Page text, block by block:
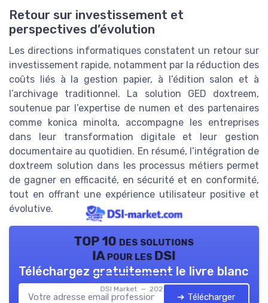
Retour sur investissement et
perspectives d’évolution
Les directions informatiques constatent un retour sur
investissement rapide, notamment par la réduction des
coûts liés à la gestion papier, à l’édition salon et à
l’archivage traditionnel. La solution GED doxtreem,
soutenue par l’expertise de numen et des partenaires
comme konica minolta, accompagne les entreprises
dans leur transformation digitale et leur gestion
documentaire au quotidien. En résumé, l’intégration de
doxtreem solution dans les processus métiers permet
de gagner en efficacité, en sécurité et en conformité,
tout en offrant une expérience utilisateur positive et
évolutive.
TOP 10 des solutions
IA pour les DSI
DSI Market — 2026
Téléchargez gratuitement le livre blanc
➔ Télécharger